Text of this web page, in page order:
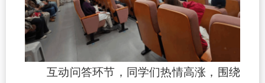
互动问答环节，同学们热情高涨，围绕